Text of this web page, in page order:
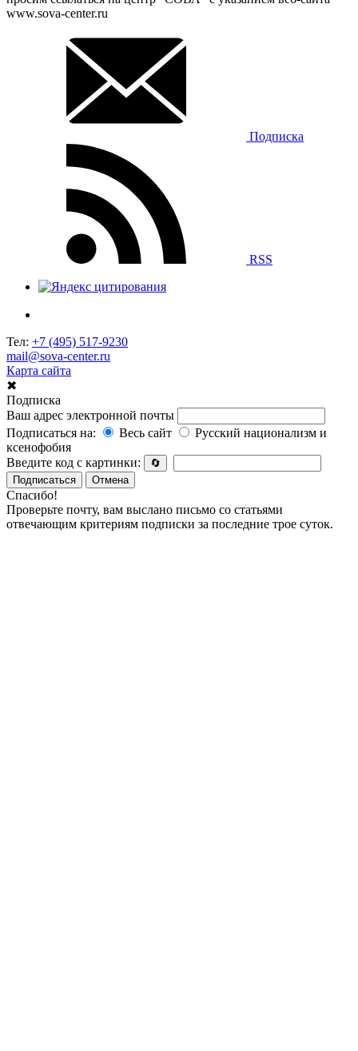
www.sova-center.ru
Подписка
RSS
Тел: +7 (495) 517-9230
mail@sova-center.ru
Карта сайта
✖
Подписка
Ваш адрес электронной почты
Подписаться на:
Весь сайт
Русский национализм и
ксенофобия
Введите код с картинки:
🔄
Подписаться
Отмена
Спасибо!
Проверьте почту, вам выслано письмо со статьями
отвечающим критериям подписки за последние трое суток.